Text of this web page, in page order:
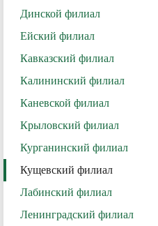
Динской филиал
Ейский филиал
Кавказский филиал
Калининский филиал
Каневской филиал
Крыловский филиал
Курганинский филиал
Кущевский филиал
Лабинский филиал
Ленинградский филиал